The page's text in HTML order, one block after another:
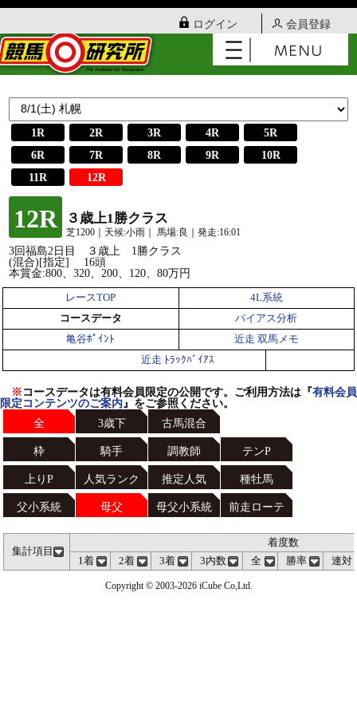
ログイン 会員登録
1R 2R 3R 4R
5R
6R
7R 8R 9R
10R
11R
12R
12R ３歳上1勝クラス
芝1200｜天候:小雨｜ 馬場:良｜発走:16:01
3回福島2日目 ３歳上 1勝クラス
(混合)[指定] 16頭
本賞金:800、320、200、120、80万円
レースTOP
4L系統
コースデータ
バイアス分析
亀谷ﾎﾟｲﾝﾄ
近走 双馬メモ
近走 ﾄﾗｯｸﾊﾞｲｱｽ
※ コースデータは有料会員限定の公開です。ご利用方法は『有料会員
限定コンテンツのご案内 』をご参照ください。
全
3歳下 古馬混合
枠 騎手 調教師 テンP
上りP 人気ランク 推定人気 種牡馬
父小系統 母父 母父小系統 前走ローテ
集計項目
着度数
1着
2着 3着 3内数 全 勝率 連対
Copyright © 2003-2026 iCube Co,Ltd.